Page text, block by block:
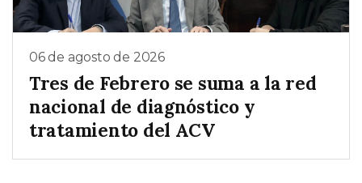
06 de agosto de 2026
Tres de Febrero se suma a la red
nacional de diagnóstico y
tratamiento del ACV